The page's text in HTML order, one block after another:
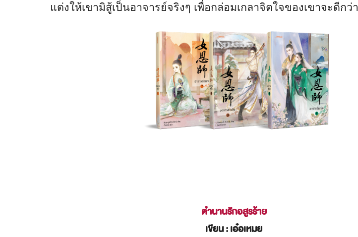
แต่งให้เขามิสู้เป็นอาจารย์จริงๆ เพื่อกล่อมเกลาจิตใจของเขาจะดีกว่า
ตำนานรักอสูรร้าย
เขียน: เอ๋อเหมย